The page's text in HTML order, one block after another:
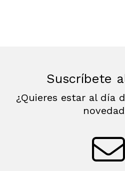
Suscríbete
¿Quieres estar al día